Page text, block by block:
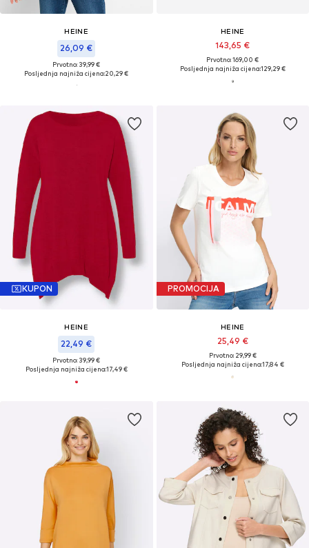
HEINE
26,09 €
Prvotno: 39,99 €
Posljednja najniža cijena:20,29 €
HEINE
143,65 €
Prvotno: 169,00 €
Posljednja najniža cijena:129,29 €
KUPON
HEINE
22,49 €
Prvotno: 39,99 €
Posljednja najniža cijena:17,49 €
PROMOCIJA
HEINE
25,49 €
Prvotno: 29,99 €
Posljednja najniža cijena:17,84 €